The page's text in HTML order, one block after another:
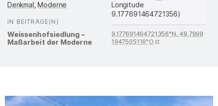
Denkmal ,Moderne
IN BEITRÄGE(N)
Weissenhofsiedlung –
Maßarbeit der Moderne
9.177691464721356°N, 48.7999
1947505116°O